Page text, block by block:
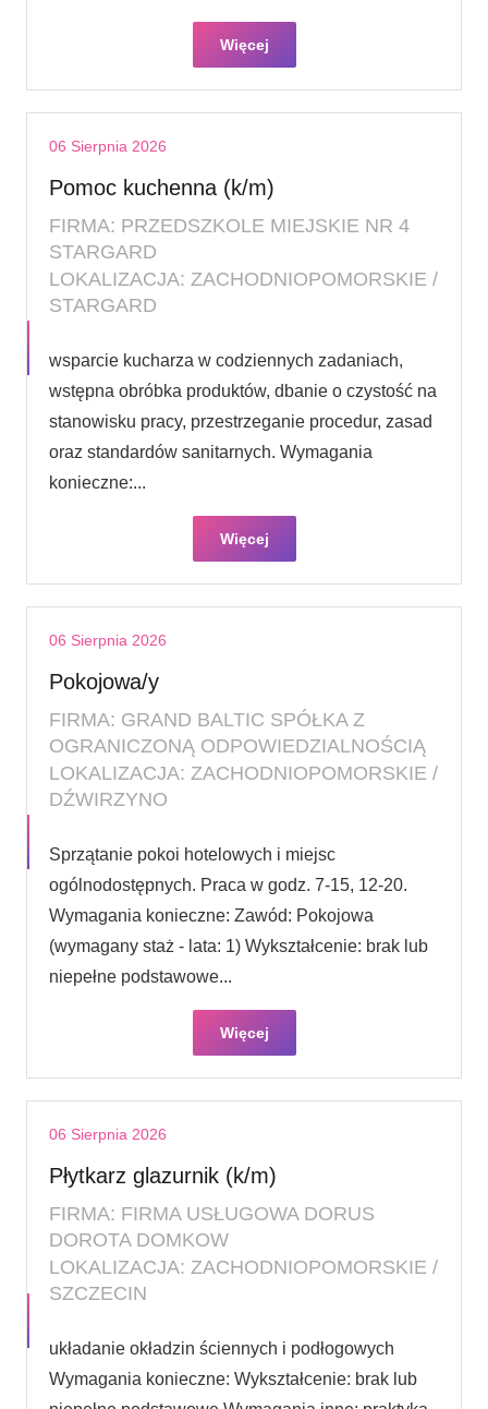
Więcej
06 Sierpnia 2026
Pomoc kuchenna (k/m)
FIRMA: PRZEDSZKOLE MIEJSKIE NR 4
STARGARD
LOKALIZACJA: ZACHODNIOPOMORSKIE /
STARGARD
wsparcie kucharza w codziennych zadaniach,
wstępna obróbka produktów, dbanie o czystość na
stanowisku pracy, przestrzeganie procedur, zasad
oraz standardów sanitarnych. Wymagania
konieczne:...
Więcej
06 Sierpnia 2026
Pokojowa/y
FIRMA: GRAND BALTIC SPÓŁKA Z
OGRANICZONĄ ODPOWIEDZIALNOŚCIĄ
LOKALIZACJA: ZACHODNIOPOMORSKIE /
DŹWIRZYNO
Sprzątanie pokoi hotelowych i miejsc
ogólnodostępnych. Praca w godz. 7-15, 12-20.
Wymagania konieczne: Zawód: Pokojowa
(wymagany staż - lata: 1) Wykształcenie: brak lub
niepełne podstawowe...
Więcej
06 Sierpnia 2026
Płytkarz glazurnik (k/m)
FIRMA: FIRMA USŁUGOWA DORUS
DOROTA DOMKOW
LOKALIZACJA: ZACHODNIOPOMORSKIE /
SZCZECIN
układanie okładzin ściennych i podłogowych
Wymagania konieczne: Wykształcenie: brak lub